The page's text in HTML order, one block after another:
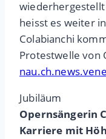
wiederhergestellt
heisst es weiter
Colabianchi
Protestwelle von
Jubiläum
Opernsängerin
Karriere mit